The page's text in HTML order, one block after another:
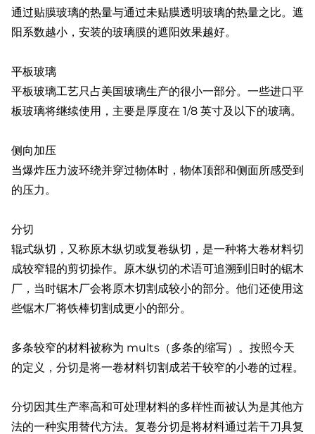
通过贴膜玻璃的热量与通过未贴膜透明玻璃的热量之比。遮
阳系数越小，安装的玻璃膜的遮阳效果越好。
平板玻璃
平板玻璃工艺只占美国玻璃生产的很小一部分。一些进口平
板玻璃将继续使用，主要是厚度在 1/8 英寸及以下的玻璃。
侧向加压
当爆炸压力波环绕并穿过物体时，物体顶部和侧面所感受到
的压力。
分切
辊式纵切，又称原木纵切或复卷纵切，是一种将大卷材料切
成较窄辊的剪切操作。原木纵切的术语可追溯到旧时的锯木
厂，当时锯木厂会将原木切割成较小的部分。他们还使用这
些锯木厂将铁棒切割成更小的部分。
多条较窄的材料被称为 mults（多条的缩写）。按照今天
的定义，分切是将一卷材料切割成若干较窄的小卷的过程。
分切因其生产率高和可处理材料的多样性而被认为是其他方
法的一种实用替代方法。复卷分切是将材料通过若干刀具复